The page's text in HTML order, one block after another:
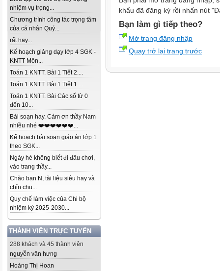
nhiệm vụ trọng...
Chương trình công tác trọng tâm
của cá nhân Quý...
rất hay...
Kế hoạch giảng dạy lớp 4 SGK -
KNTT Môn...
Toán 1 KNTT. Bài 1 Tiết 2....
Toán 1 KNTT. Bài 1 Tiết 1....
Toán 1 KNTT. Bài Các số từ 0
đến 10...
Bài soạn hay. Cảm ơn thầy Nam
nhiều nhé ❤️❤️❤️❤️❤️❤️...
Kế hoạch bài soạn giáo án lớp 1
theo SGK...
Ngày hè không biết đi đâu chơi,
vào trang thầy...
Chào bạn N, tài liệu siêu hay và
chỉn chu...
Quy chế làm việc của Chi bộ
nhiệm kỳ 2025-2030...
THÀNH VIÊN TRỰC TUYẾN
288 khách và 45 thành viên
nguyễn văn hưng
Hoàng Thị Hoan
khẩu đã đăng ký rồi nhấn nút
Bạn làm gì tiếp theo?
Mở trang đăng nhập
Quay trở lại trang trước